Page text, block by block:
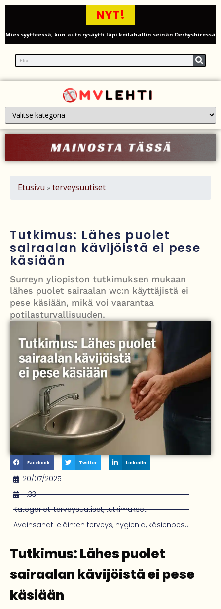
NYT!
Mies syytteessä, kun auto rysäytti läpi keilahallin seinän Derbyshiressä
New Yorkin NBA-mestaruusjuhlat riistäytyivät käsistä – teini ammuttiin
ja busseja sytytettiin tuleen Manhattanilla
Kimi ja Minttu Räikkönen juhlivat 10-vuotishääpäiväänsä – näin F1-
Nigel Farage vaatii ulkomaalaisten sulkemista pois sosiaalisesta
Justin Trudeau puolustautuu kritiikiltä – valitsi Katy Perryn
Turistijuna kaatui Cártaman tapasjuhlilla – 17 loukkaantui Espanjassa
Työläistaustainen kansanedustaja avaa 30-vuotisen taistelunsa
kuukautisterveyden ja endometrioosin hoidon puolesta
PT Vatanen antoi porttikiellon Juhana Tegelbergille – tiukka
välienselvittely PTV Gymillä tallentui videolle
Etusivu » terveysuutiset
Tutkimus: Lähes puolet
sairaalan kävijöistä ei pese
käsiään
Surreyn yliopiston tutkimuksen mukaan
lähes puolet sairaalan wc:n käyttäjistä ei
pese käsiään, mikä voi vaarantaa
potilasturvallisuuden.
Facebook Twitter LinkedIn
20/07/2025
11:33
Kategoriat: terveysuutiset,tutkimukset
Avainsanat: eläinten terveys, hygienia, käsienpesu
Tutkimus: Lähes puolet
sairaalan kävijöistä ei pese
käsiään